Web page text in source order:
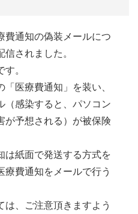
費通知の偽装メールにつ
されました。
。
医療費通知」を装い、
（感染すると、パソコン
が予想される）が被保険
は紙面で発送する方式を
費通知をメールで行う
、ご注意頂きますよう